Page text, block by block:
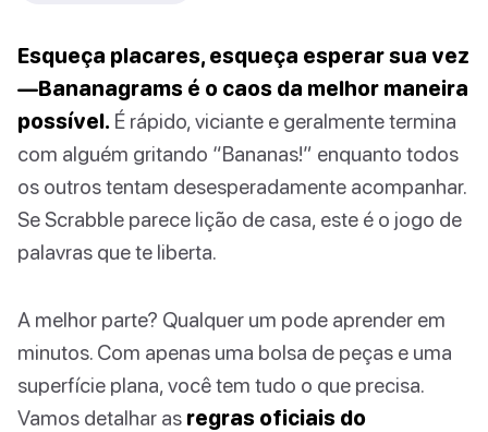
Esqueça placares, esqueça esperar sua vez
—Bananagrams é o caos da melhor maneira
possível. É rápido, viciante e geralmente termina
com alguém gritando “Bananas!” enquanto todos
os outros tentam desesperadamente acompanhar.
Se Scrabble parece lição de casa, este é o jogo de
palavras que te liberta.
A melhor parte? Qualquer um pode aprender em
minutos. Com apenas uma bolsa de peças e uma
superfície plana, você tem tudo o que precisa.
Vamos detalhar as regras oficiais do